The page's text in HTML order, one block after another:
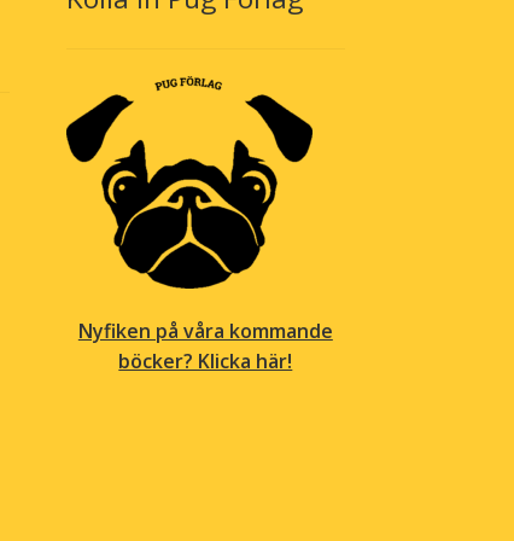
produktsidan
Nyfiken på våra kommande
böcker? Klicka här!